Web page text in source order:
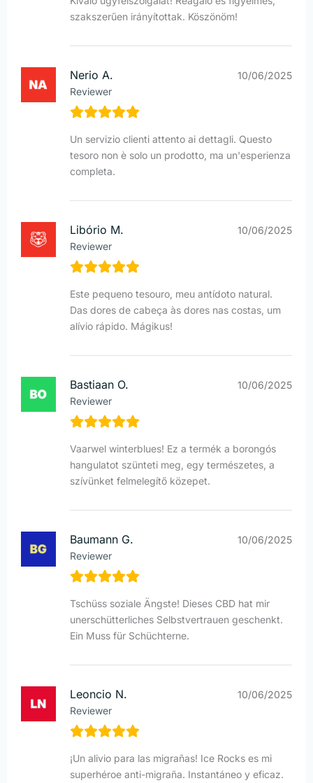
szakszerűen irányítottak. Köszönöm!
Nerio A.
Reviewer
10/06/2025
Un servizio clienti attento ai dettagli. Questo
tesoro non è solo un prodotto, ma un'esperienza
completa.
Libório M.
Reviewer
10/06/2025
Este pequeno tesouro, meu antídoto natural.
Das dores de cabeça às dores nas costas, um
alívio rápido. Mágikus!
Bastiaan O.
Reviewer
10/06/2025
Vaarwel winterblues! Ez a termék a borongós
hangulatot szünteti meg, egy természetes, a
szívünket felmelegítő közepet.
Baumann G.
Reviewer
10/06/2025
Tschüss soziale Ängste! Dieses CBD hat mir
unerschütterliches Selbstvertrauen geschenkt.
Ein Muss für Schüchterne.
Leoncio N.
Reviewer
10/06/2025
¡Un alivio para las migrañas! Ice Rocks es mi
superhéroe anti-migraña. Instantáneo y eficaz.